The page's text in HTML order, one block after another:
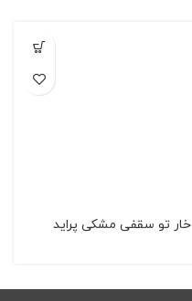
خار تو سقفی مشكی پراید